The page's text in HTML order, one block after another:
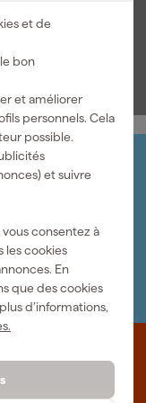
et de
bon
et améliorer
personnels. Cela
possible.
et suivre
consentez à
les cookies
En
que des cookies
d’informations,
de précision à
et vos
Contactez l'un